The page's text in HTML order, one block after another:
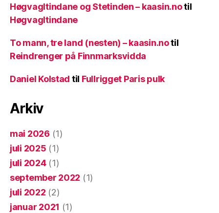
Høgvagltindane og Stetinden – kaasin.notil
Høgvagltindane
To mann, tre land (nesten) – kaasin.notil
Reindrenger på Finnmarksvidda
Daniel Kolstad til Fullrigget Paris pulk
Arkiv
mai 2026 (1)
juli 2025 (1)
juli 2024(1)
september 2022 (1)
juli 2022 (2)
januar 2021 (1)